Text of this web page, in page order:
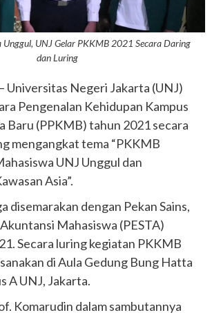
Unggul, UNJ Gelar PKKMB 2021 Secara Daring
dan Luring
Universitas Negeri Jakarta (UNJ)
Pengenalan Kehidupan Kampus
Baru (PPKMB) tahun 2021 secara
mengangkat tema “PKKMB
UNJ Unggul dan
Asia”.
disemarakan dengan Pekan Sains,
Mahasiswa (PESTA)
Secara luring kegiatan PKKMB
di Aula Gedung Bung Hatta
A UNJ, Jakarta.
Komarudin dalam sambutannya